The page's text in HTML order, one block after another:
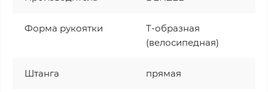
Форма рукоятки
Т-образная
(велосипедная)
Штанга прямая